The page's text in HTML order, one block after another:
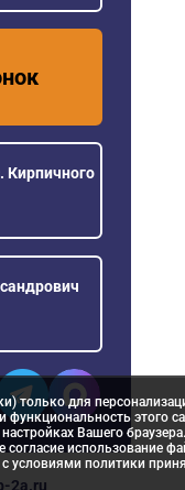
Кирпичного
2a.ru
только для
этого
Вашего браузера.
использование
условиями политики